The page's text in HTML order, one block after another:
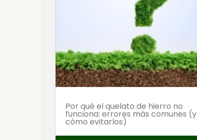
Por qué el quelato de hierro no
funciona: errores más comunes (y
cómo evitarlos)